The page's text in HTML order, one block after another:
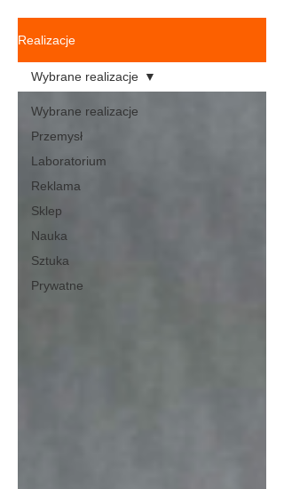
Realizacje
Wybrane realizacje
Przemysł
Laboratorium
Reklama
Sklep
Nauka
Sztuka
Prywatne
Wybrane realizacje